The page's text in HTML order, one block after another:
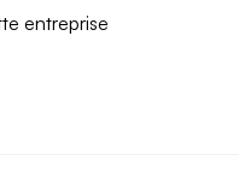
entreprise